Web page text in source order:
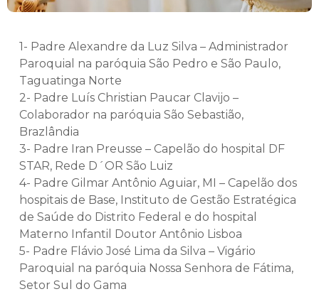
1- Padre Alexandre da Luz Silva – Administrador
Paroquial na paróquia São Pedro e São Paulo,
Taguatinga Norte
2- Padre Luís Christian Paucar Clavijo –
Colaborador na paróquia São Sebastião,
Brazlândia
3- Padre Iran Preusse – Capelão do hospital DF
STAR, Rede D´OR São Luiz
4- Padre Gilmar Antônio Aguiar, MI – Capelão dos
hospitais de Base, Instituto de Gestão Estratégica
de Saúde do Distrito Federal e do hospital
Materno Infantil Doutor Antônio Lisboa
5- Padre Flávio José Lima da Silva – Vigário
Paroquial na paróquia Nossa Senhora de Fátima,
Setor Sul do Gama